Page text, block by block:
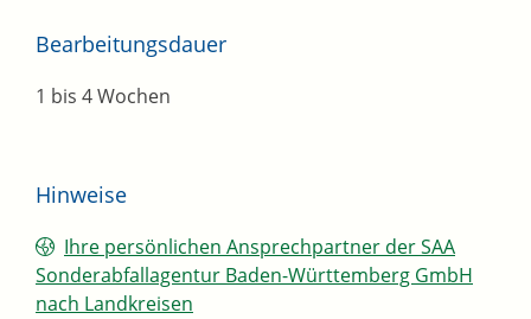
Bearbeitungsdauer
1 bis 4 Wochen
Hinweise
Ihre persönlichen Ansprechpartner der SAA
Sonderabfallagentur Baden-Württemberg GmbH
nach Landkreisen